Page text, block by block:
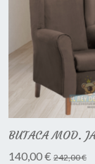
BUTACA MOD.
140,00 € 242,00 €